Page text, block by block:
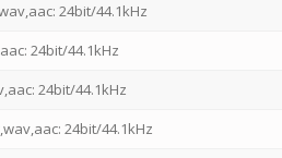
24bit/44.1kHz
24bit/44.1kHz
24bit/44.1kHz
24bit/44.1kHz